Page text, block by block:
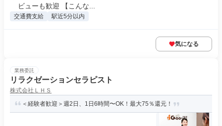
ビューも歓迎 【こんな...
交通費支給 駅近5分以内
気になる
業務委託
リラクゼーションセラピスト
株式会社ＬＨＳ
＜経験者歓迎＞週2日、1日6時間〜OK！最大75％還元！